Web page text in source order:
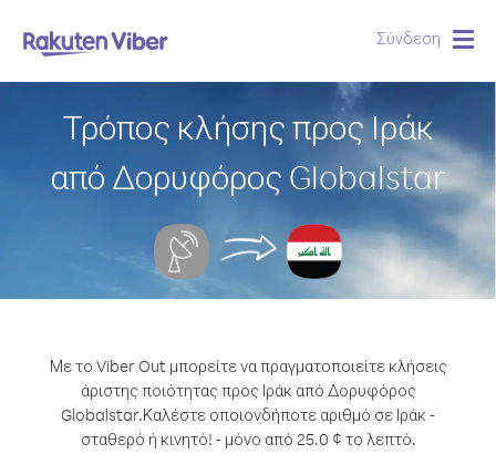
Σύνδεση
Τρόπος κλήσης προς Ιράκ
από Δορυφόρος Globalstar
Με το Viber Out μπορείτε να πραγματοποιείτε κλήσεις
άριστης ποιότητας προς Ιράκ από Δορυφόρος
Globalstar.Καλέστε οποιονδήποτε αριθμό σε Ιράκ -
σταθερό ή κινητό! - μόνο από 25.0 ¢ το λεπτό.